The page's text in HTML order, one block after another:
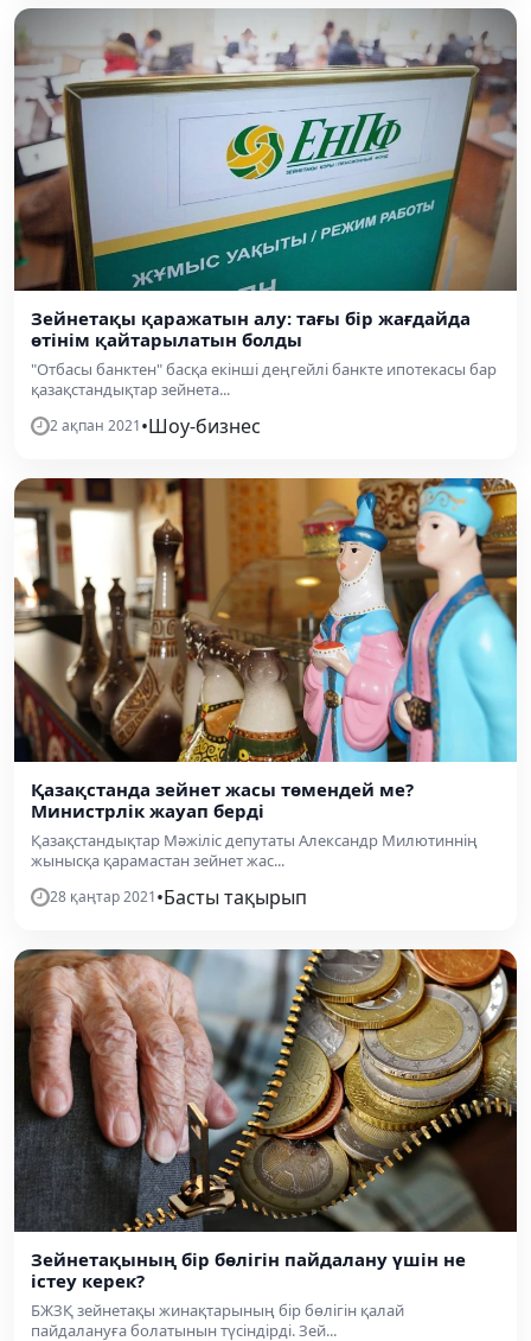
Зейнетақы қаражатын алу: тағы бір жағдайда
өтінім қайтарылатын болды
"Отбасы банктен" басқа екінші деңгейлі банкте ипотекасы бар
қазақстандықтар зейнета...
2 ақпан 2021•Шоу-бизнес
Қазақстанда зейнет жасы төмендей ме?
Министрлік жауап берді
Қазақстандықтар Мәжіліс депутаты Александр Милютиннің
жынысқа қарамастан зейнет жас...
28 қаңтар 2021•Басты тақырып
Зейнетақының бір бөлігін пайдалану үшін не
істеу керек?
БЖЗҚ зейнетақы жинақтарының бір бөлігін қалай
пайдалануға болатынын түсіндірді. Зей...